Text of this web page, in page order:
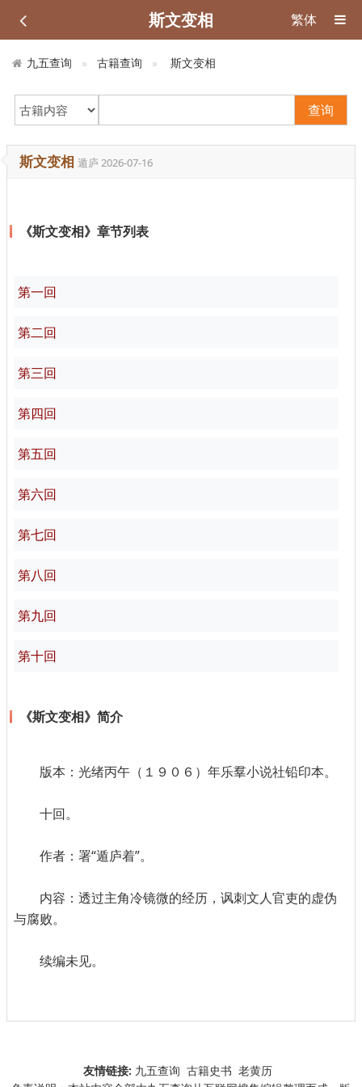
斯文变相 繁体
九五查询 古籍查询 斯文变相
查询
斯文变相 遁庐 2026-07-16
《斯文变相》章节列表
第一回
第二回
第三回
第四回
第五回
第六回
第七回
第八回
第九回
第十回
《斯文变相》简介
版本：光绪丙午（１９０６）年乐羣小说社铅印本。
十回。
作者：署“遁庐着”。
内容：透过主角冷镜微的经历，讽刺文人官吏的虚伪
与腐败。
续编未见。
友情链接: 九五查询 古籍史书 老黄历